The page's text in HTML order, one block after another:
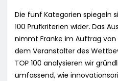
Die fünf Kategorien spiegeln
100 Prüfkriterien wider. Das
nimmt Franke im Auftrag
dem Veranstalter des
TOP 100 analysieren wir
umfassend, wie